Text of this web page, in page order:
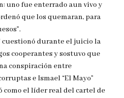
uno fue enterrado aun vivo y
que los quemaran, para
cuestionó durante el juicio la
cooperantes y sostuvo que
conspiración entre
e Ismael “El Mayo”
como el líder real del cartel de